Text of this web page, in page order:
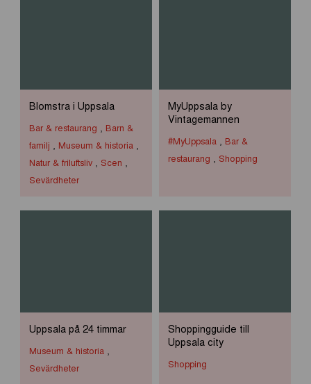
Blomstra i Uppsala
Bar & restaurang
Barn &
familj
Museum & historia
Natur & friluftsliv
Scen
Sevärdheter
MyUppsala by
Vintagemannen
#MyUppsala
Bar &
restaurang
Shopping
Uppsala på 24 timmar
Museum & historia ,
Sevärdheter
Shoppingguide till
Uppsala city
Shopping